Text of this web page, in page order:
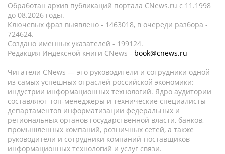
Обработан архив публикаций портала CNews.ru c 11.1998
до 08.2026 годы.
Ключевых фраз выявлено - 1463018, в очереди разбора -
724624.
Создано именных указателей - 199124.
Редакция Индексной книги CNews - book@cnews.ru
Читатели CNews — это руководители и сотрудники одной
из самых успешных отраслей российской экономики:
индустрии информационных технологий. Ядро аудитории
составляют топ-менеджеры и технические специалисты
департаментов информатизации федеральных и
региональных органов государственной власти, банков,
промышленных компаний, розничных сетей, а также
руководители и сотрудники компаний-поставщиков
информационных технологий и услуг связи.